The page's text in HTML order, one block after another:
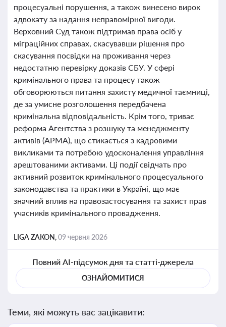
процесуальні порушення, а також винесено вирок
адвокату за надання неправомірної вигоди.
Верховний Суд також підтримав права осіб у
міграційних справах, скасувавши рішення про
скасування посвідки на проживання через
недостатню перевірку доказів СБУ. У сфері
кримінального права та процесу також
обговорюються питання захисту медичної таємниці,
де за умисне розголошення передбачена
кримінальна відповідальність. Крім того, триває
реформа Агентства з розшуку та менеджменту
активів (АРМА), що стикається з кадровими
викликами та потребою удосконалення управління
арештованими активами. Ці події свідчать про
активний розвиток кримінального процесуального
законодавства та практики в Україні, що має
значний вплив на правозастосування та захист прав
учасників кримінального провадження.
LIGA ZAKON,09 червня 2026
Повний AI-підсумок дня та статті-джерела
ОЗНАЙОМИТИСЯ
Теми, які можуть вас зацікавити: